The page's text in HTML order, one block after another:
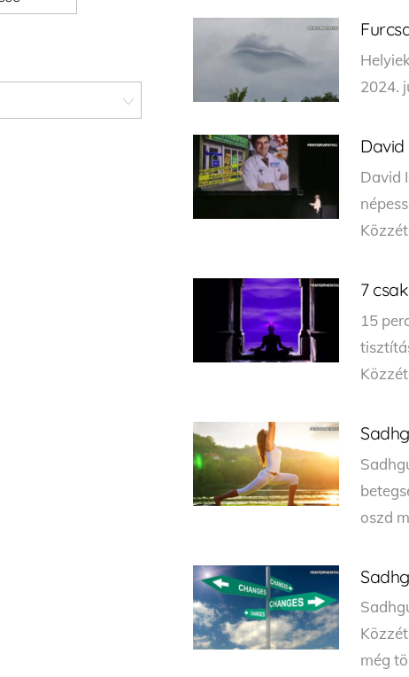
2024.
David
7
15
oszd
még